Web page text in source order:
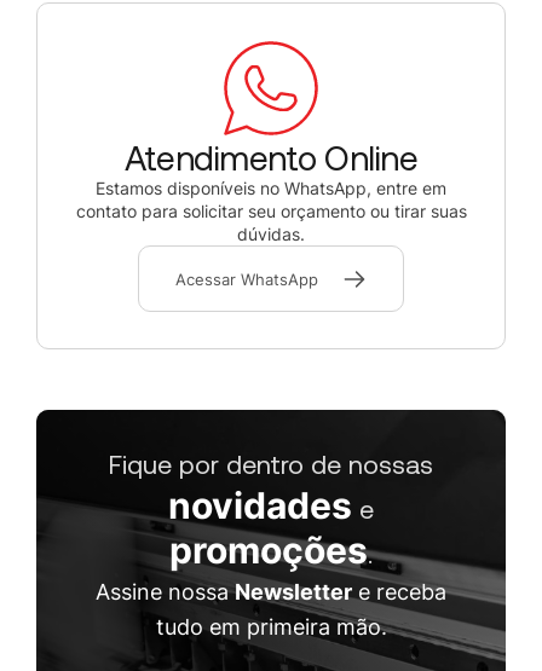
Atendimento Online
Estamos disponíveis no WhatsApp, entre em
contato para solicitar seu orçamento ou tirar suas
dúvidas.
Acessar WhatsApp
Fique por dentro de nossas
novidades e
promoções.
Assine nossaNewslettere receba
tudo em primeira mão.